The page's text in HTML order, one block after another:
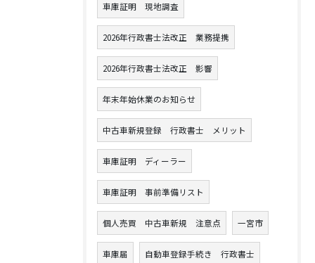
車庫証明 現地調査
2026年行政書士法改正 業務提携
2026年行政書士法改正 影響
年末年始休業のお知らせ
中古車新規登録 行政書士 メリット
車庫証明 ディーラー
車庫証明 事前準備リスト
個人売買 中古車新規 注意点 一宮市
車庫届 自動車登録手続き 行政書士